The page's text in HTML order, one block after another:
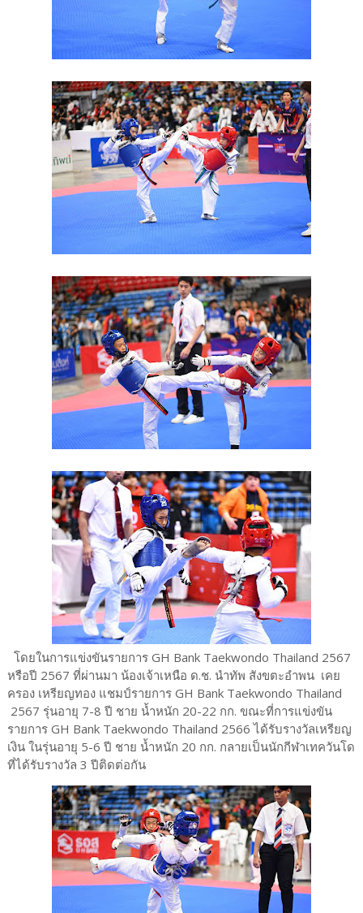
โดยในการแข่งขันรายการ GH Bank Taekwondo Thailand 2567
หรือปี 2567 ที่ผ่านมา น้องเจ้าเหนือ ด.ช. นำทัพ สังขตะอำพน เคย
ครอง เหรียญทอง แชมป์รายการ GH Bank Taekwondo Thailand
2567 รุ่นอายุ 7-8 ปี ชาย น้ำหนัก 20-22 กก. ขณะที่การแข่งขัน
รายการ GH Bank Taekwondo Thailand 2566 ได้รับรางวัลเหรียญ
เงิน ในรุ่นอายุ 5-6 ปี ชาย น้ำหนัก 20 กก. กลายเป็นนักกีฬาเทควันโด
ที่ได้รับรางวัล 3 ปีติดต่อกัน